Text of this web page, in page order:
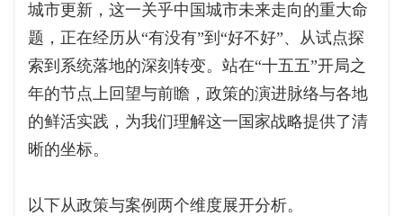
城市更新，这一关乎中国城市未来走向的重大命
题，正在经历从“有没有”到“好不好”、从试点探
索到系统落地的深刻转变。站在“十五五”开局之
年的节点上回望与前瞻，政策的演进脉络与各地
的鲜活实践，为我们理解这一国家战略提供了清
晰的坐标。
以下从政策与案例两个维度展开分析。